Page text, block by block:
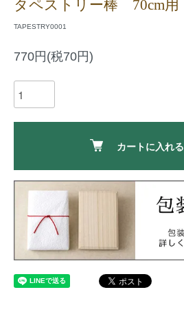
タペストリー棒 70cm用
TAPESTRY0001
770円(税70円)
カートに入れる